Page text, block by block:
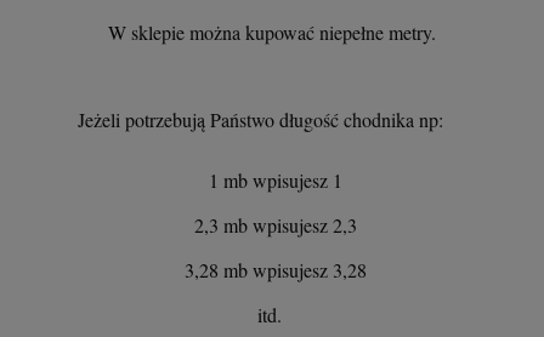
W sklepie można kupować niepełne metry.
Jeżeli potrzebują Państwo długość chodnika np:
1 mb wpisujesz 1
2,3 mb wpisujesz 2,3
3,28 mb wpisujesz 3,28
itd.